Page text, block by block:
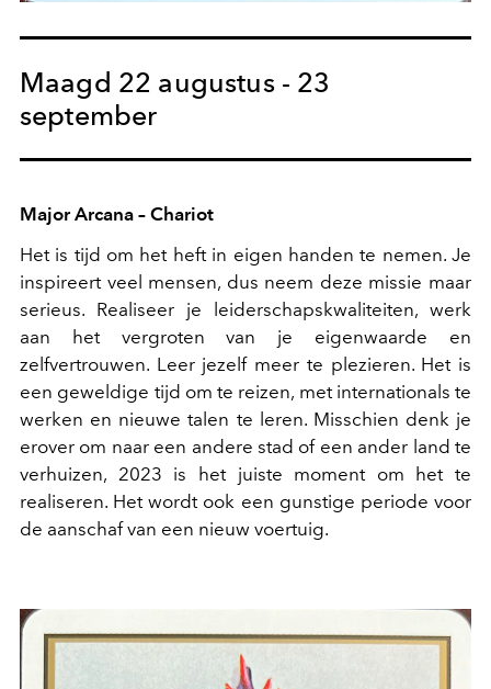
Maagd 22 augustus - 23
september
Major Arcana – Chariot
Het is tijd om het heft in eigen handen te nemen. Je
inspireert veel mensen, dus neem deze missie maar
serieus. Realiseer je leiderschapskwaliteiten, werk
aan het vergroten van je eigenwaarde en
zelfvertrouwen. Leer jezelf meer te plezieren. Het is
een geweldige tijd om te reizen, met internationals te
werken en nieuwe talen te leren. Misschien denk je
erover om naar een andere stad of een ander land te
verhuizen, 2023 is het juiste moment om het te
realiseren. Het wordt ook een gunstige periode voor
de aanschaf van een nieuw voertuig.